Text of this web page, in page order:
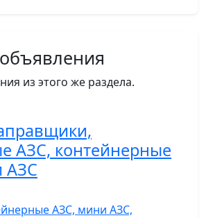
из этого же раздела.
АЗС, контейнерные
АЗС
АЗС, мини АЗС,